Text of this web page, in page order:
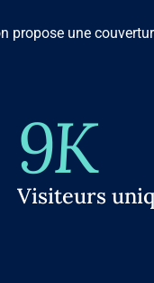
propose une
9K
Visiteurs